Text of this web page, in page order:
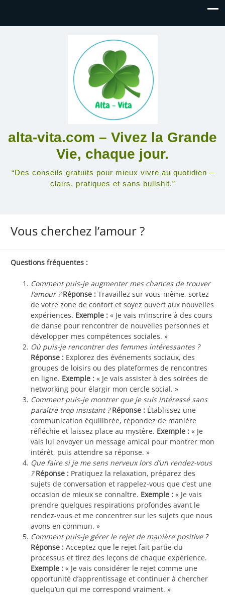
alta-vita.com – Vivez la Grande
Vie, chaque jour.
“Des conseils gratuits pour mieux vivre au quotidien –
clairs, pratiques et sans bullshit.”
Vous cherchez l’amour ?
Questions fréquentes :
Comment puis-je augmenter mes chances de trouver
l’amour ? Réponse : Travaillez sur vous-même, sortez
de votre zone de confort et soyez ouvert aux nouvelles
expériences. Exemple : « Je vais m’inscrire à des cours
de danse pour rencontrer de nouvelles personnes et
développer mes compétences sociales. »
Où puis-je rencontrer des femmes intéressantes ?
Réponse : Explorez des événements sociaux, des
groupes de loisirs ou des plateformes de rencontres
en ligne. Exemple : « Je vais assister à des soirées de
networking pour élargir mon cercle social. »
Comment puis-je montrer que je suis intéressé sans
paraître trop insistant ? Réponse : Établissez une
communication équilibrée, répondez de manière
réfléchie et laissez place au mystère. Exemple : « Je
vais lui envoyer un message amical pour montrer mon
intérêt, puis attendre sa réponse. »
Que faire si je me sens nerveux lors d’un rendez-vous
? Réponse : Pratiquez la relaxation, préparez des
sujets de conversation et rappelez-vous que c’est une
occasion de mieux se connaître. Exemple : « Je vais
prendre quelques respirations profondes avant le
rendez-vous et me concentrer sur les sujets que nous
avons en commun. »
Comment puis-je gérer le rejet de manière positive ?
Réponse : Acceptez que le rejet fait partie du
processus et tirez des leçons de chaque expérience.
Exemple : « Je vais considérer le rejet comme une
opportunité d’apprentissage et continuer à chercher
quelqu’un qui me correspond vraiment. »